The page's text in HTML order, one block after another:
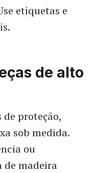
etiquetas e
de alto
proteção,
sob medida.
ou
de madeira